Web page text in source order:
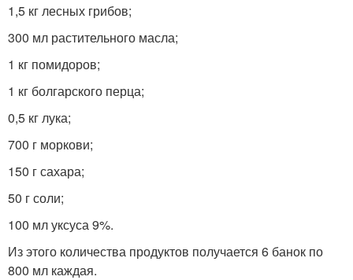
1,5 кг лесных грибов;
300 мл растительного масла;
1 кг помидоров;
1 кг болгарского перца;
0,5 кг лука;
700 г моркови;
150 г сахара;
50 г соли;
100 мл уксуса 9%.
Из этого количества продуктов получается 6 банок по
800 мл каждая.